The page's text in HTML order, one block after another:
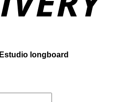
Estudio longboard